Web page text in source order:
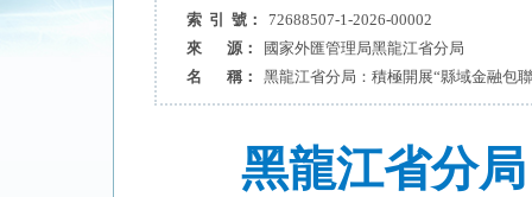
索 引 號：
72688507-1-2026-00002
來 源：
國家外匯管理局黑龍江省分局
名 稱：
黑龍江省分局：積極開展“縣域金融包
黑龍江省分